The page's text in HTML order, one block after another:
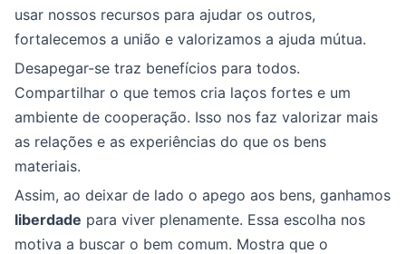
usar nossos recursos para ajudar os outros,
fortalecemos a união e valorizamos a ajuda mútua.
Desapegar-se traz benefícios para todos.
Compartilhar o que temos cria laços fortes e um
ambiente de cooperação. Isso nos faz valorizar mais
as relações e as experiências do que os bens
materiais.
Assim, ao deixar de lado o apego aos bens, ganhamos
liberdade para viver plenamente. Essa escolha nos
motiva a buscar o bem comum. Mostra que o